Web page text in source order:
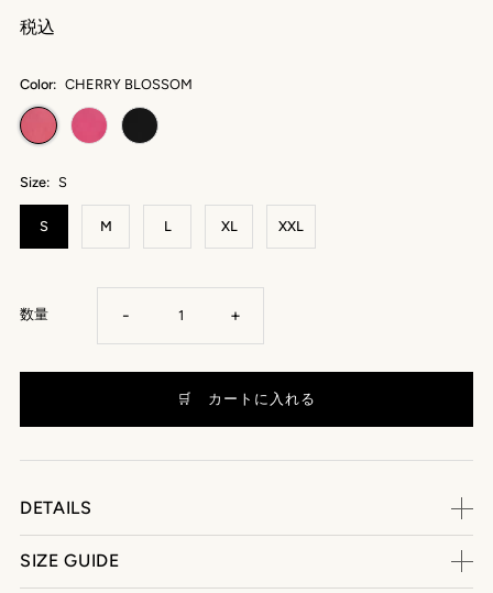
税込
Color: CHERRY BLOSSOM
Size: S
S M L XL XXL
数量 - +
DETAILS
SIZE GUIDE